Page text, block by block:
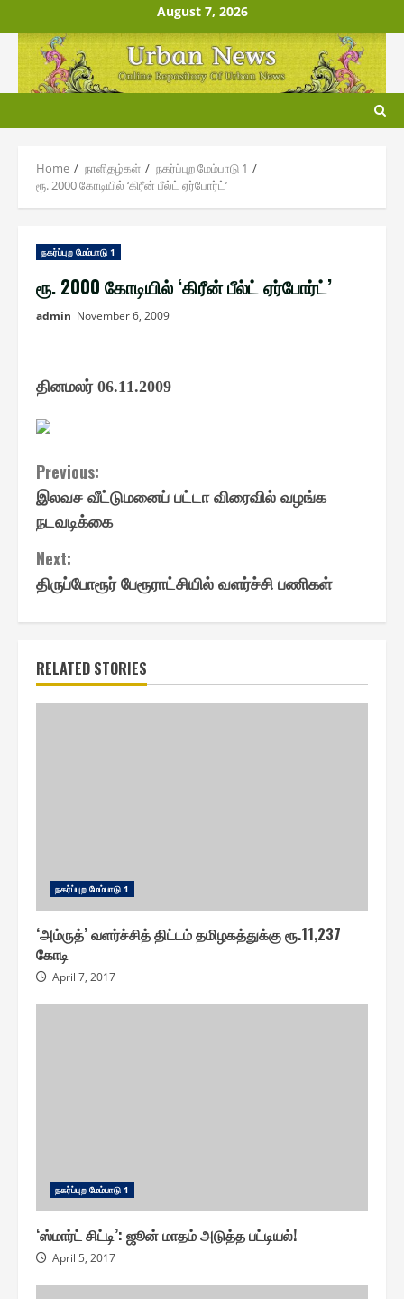
to
content
August 7, 2026
Home நாளிதழ்௧ள்
ந௧ர்ப்புற மேம்பாடு 1
ரூ. 2000 கோடியில் ‘கிரீன் பீல்ட் ஏர்போர்ட்’
ந௧ர்ப்புற மேம்பாடு 1
ரூ. 2000 கோடியில் ‘கிரீன் பீல்ட் ஏர்போர்ட்’
admin November 6, 2009
தினமலர் 06.11.2009
Continue
Reading
Previous:
இலவச வீட்டுமனைப் பட்டா விரைவில் வழங்க
நடவடிக்கை
Next:
திருப்போரூர் பேரூராட்சியில் வளர்ச்சி பணிகள்
RELATED STORIES
ந௧ர்ப்புற மேம்பாடு 1
‘அம்ருத்’ வளர்ச்சித் திட்டம் தமிழகத்துக்கு ரூ.11,237
கோடி
April 7, 2017
ந௧ர்ப்புற மேம்பாடு 1
‘ஸ்மார்ட் சிட்டி’: ஜூன் மாதம் அடுத்த பட்டியல்!
April 5, 2017